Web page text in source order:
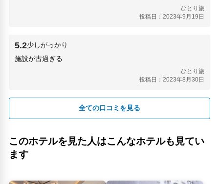
ひとり旅
投稿日：2023年9月19日
5.2少しがっかり
施設が古過ぎる
ひとり旅
投稿日：2023年8月30日
全ての口コミを見る
このホテルを見た人はこんなホテルも見てい
ます